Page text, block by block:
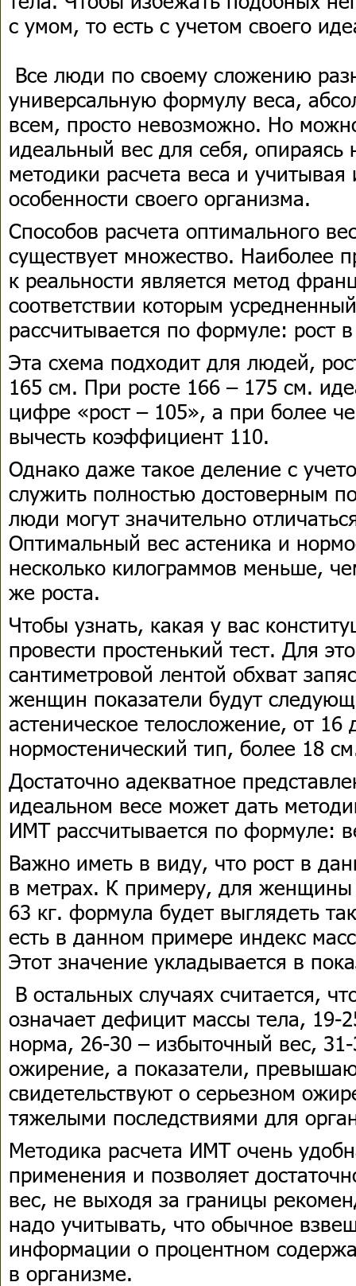
с умом, то есть с учетом своего
Все люди по своему сложению
универсальную формулу веса,
всем, просто невозможно. Но
идеальный вес для себя,
методики расчета веса и
особенности своего организма.
Способов расчета оптимального
существует множество. Наиболее
к реальности является метод
соответствии которым
рассчитывается по формуле: рост
Эта схема подходит для людей,
165 см. При росте 166 – 175 см.
цифре «рост – 105», а при более
вычесть коэффициент 110.
Однако даже такое деление с
служить полностью достоверным
люди могут значительно
Оптимальный вес астеника и
несколько килограммов меньше,
же роста.
Чтобы узнать, какая у вас
провести простенький тест. Для
сантиметровой лентой обхват
женщин показатели будут
астеническое телосложение, от 16
нормостенический тип, более 18
Достаточно адекватное
идеальном весе может дать
ИМТ рассчитывается по формуле:
Важно иметь в виду, что рост в
в метрах. К примеру, для женщины
63 кг. формула будет выглядеть
есть в данном примере индекс
Этот значение укладывается в
В остальных случаях считается,
означает дефицит массы тела, 19-
норма, 26-30 – избыточный вес,
ожирение, а показатели,
свидетельствуют о серьезном
тяжелыми последствиями для
Методика расчета ИМТ очень
применения и позволяет
вес, не выходя за границы
надо учитывать, что обычное
информации о процентном
в организме.